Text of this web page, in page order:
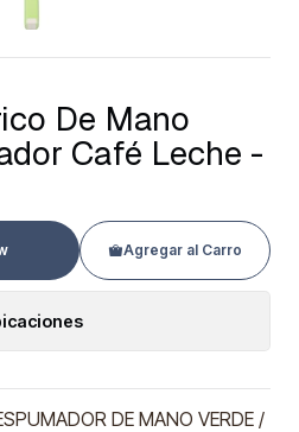
De Mano
Café Leche -
Agregar al Carro
DE MANO VERDE /